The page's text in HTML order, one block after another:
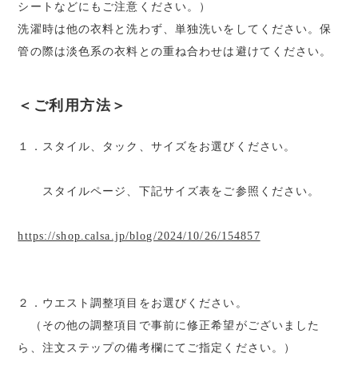
シートなどにもご注意ください。）
洗濯時は他の衣料と洗わず、単独洗いをしてください。保
管の際は淡色系の衣料との重ね合わせは避けてください。
＜ご利用方法＞
１．スタイル、タック、サイズをお選びください。
スタイルページ、下記サイズ表をご参照ください。
https://shop.calsa.jp/blog/2024/10/26/154857
２．ウエスト調整項目をお選びください。
（その他の調整項目で事前に修正希望がございました
ら、注文ステップの備考欄にてご指定ください。）